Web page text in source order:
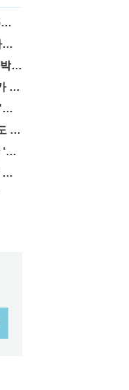
노랑풍선, 옐로LIVE서 "마나도 3박5일" 상품 선보여
모두투어, 이현우 해설위원과 함께하는 "MLB 직관 컨셉투어" 출시
피치항공, 자사 귀책 지연·결항 시 숙박·교통비 보상제 도입
마이리얼트립, 항공·패키지·숙소 특가 릴레이
참좋은여행, 임윤찬 협연 관람 포함 "미동부·캐나다" 패키지 출시
하나투어 H-AI, KT "마이케이티"에도 탑재
한진그룹 5개 항공사, 목소리로 전한 ‘재능기부’
대한항공, 여름 성수기 ‘스마트 출국’ 꿀팁 3가지 공개